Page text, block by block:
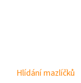
Hlídání mazlíčků